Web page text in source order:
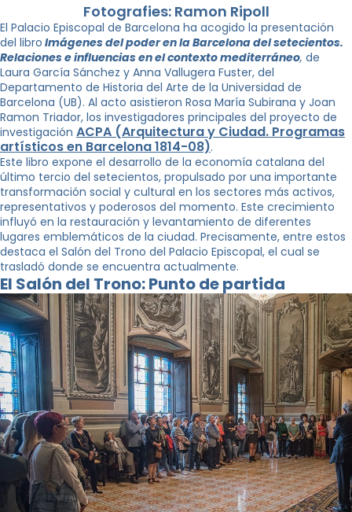
Fotografies: Ramon Ripoll
El Palacio Episcopal de Barcelona ha acogido la presentación
del libro Imágenes del poder en la Barcelona del setecientos.
Relaciones e influencias en el contexto mediterráneo, de
Laura García Sánchez y Anna Vallugera Fuster, del
Departamento de Historia del Arte de la Universidad de
Barcelona (UB). Al acto asistieron Rosa María Subirana y Joan
Ramon Triador, los investigadores principales del proyecto de
investigación ACPA (Arquitectura y Ciudad. Programas
artísticos en Barcelona 1814-08).
Este libro expone el desarrollo de la economía catalana del
último tercio del setecientos, propulsado por una importante
transformación social y cultural en los sectores más activos,
representativos y poderosos del momento. Este crecimiento
influyó en la restauración y levantamiento de diferentes
lugares emblemáticos de la ciudad. Precisamente, entre estos
destaca el Salón del Trono del Palacio Episcopal, el cual se
trasladó donde se encuentra actualmente.
El Salón del Trono: Punto de partida